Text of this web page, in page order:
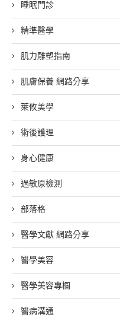
睡眠門診
精準醫學
肌力雕塑指南
肌膚保養 網路分享
萊攸美學
術後護理
身心健康
過敏原檢測
部落格
醫學文獻 網路分享
醫學美容
醫學美容專欄
醫病溝通